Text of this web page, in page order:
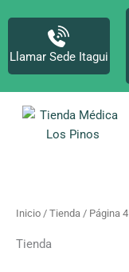
contenido
Llamar Sede Itagui
Inicio / Tienda / Página 4
Tienda